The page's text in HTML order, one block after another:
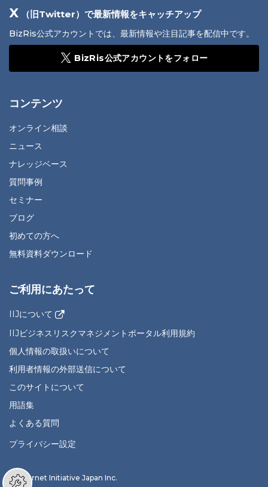
X （旧Twitter）で最新情報をキャッチアップ
BizRis公式アカウントでは、最新情報や注目記事を配信中です。
BizRis公式アカウントをフォロー
コンテンツ
オンライン相談
ニュース
ナレッジベース
質問事例
セミナー
ブログ
初めての方へ
無料資料ダウンロード
ご利用にあたって
IIJについて
IIJビジネスリスクマネジメントポータル利用規約
個人情報の取扱いについて
利用者情報の外部送信について
このサイトについて
用語集
よくある質問
プライバシー設定
© Internet Initiative Japan Inc.